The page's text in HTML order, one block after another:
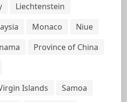
Liechtenstein
Monaco
Niue
Province of China
Islands
Samoa